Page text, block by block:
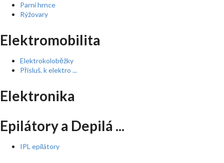
Parní hrnce
Rýžovary
Elektromobilita
Elektrokoloběžky
Přísluš. k elektro ...
Elektronika
Epilátory a Depilá ...
IPL epilátory